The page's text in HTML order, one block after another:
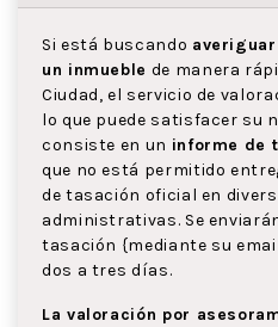
Si está buscando
un inmueble de manera
Ciudad, el servicio de
lo que puede satisfacer su
consiste en un informe de
que no está permitido
de tasación oficial en
administrativas. Se
tasación {mediante su
dos a tres días.
La valoración por